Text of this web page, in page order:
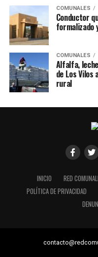
COMUNALES
Conductor
formalizado
COMUNALES
Alfalfa,
de Los Vilos
rural
INICIO RED
POLÍTICA DE PRIVACIDAD